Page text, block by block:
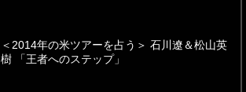
＜2014年の米ツアーを占う＞ 石川遼＆松山英
樹 「王者へのステップ」